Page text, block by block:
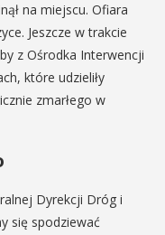
na miejscu. Ofiara
Jeszcze w trakcie
z Ośrodka Interwencji
które udzieliły
zmarłego w
Dyrekcji Dróg i
się spodziewać